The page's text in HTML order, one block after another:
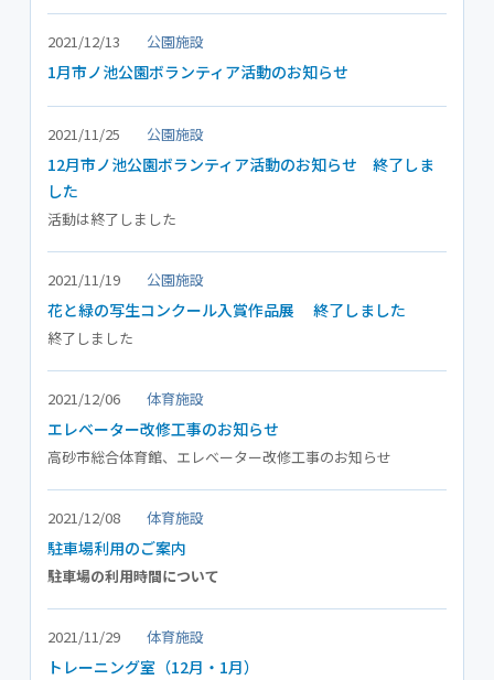
2021/12/13 公園施設
1月市ノ池公園ボランティア活動のお知らせ
2021/11/25 公園施設
12月市ノ池公園ボランティア活動のお知らせ 終了しま
した
活動は終了しました
2021/11/19 公園施設
花と緑の写生コンクール入賞作品展 終了しました
終了しました
2021/12/06 体育施設
エレベーター改修工事のお知らせ
高砂市総合体育館、エレベーター改修工事のお知らせ
2021/12/08 体育施設
駐車場利用のご案内
駐車場の利用時間について
2021/11/29 体育施設
トレーニング室（12月・1月）